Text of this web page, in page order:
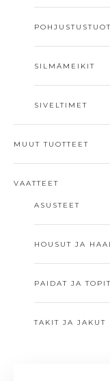
SILMÄMEIKIT
SIVELTIMET
MUUT TUOTTEET
VAATTEET
ASUSTEET
HOUSUT JA
PAIDAT JA TOPIT
TAKIT JA JAKUT